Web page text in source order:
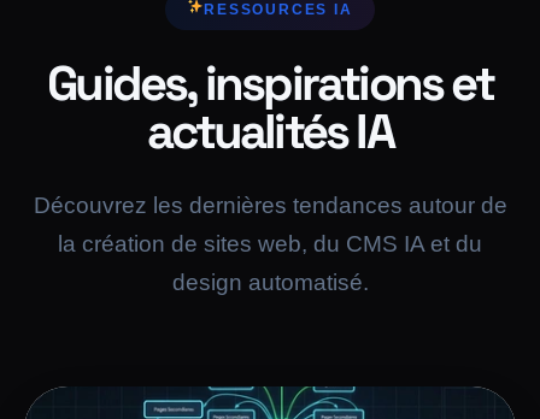
RESSOURCES IA
Guides, inspirations et
actualités IA
Découvrez les dernières tendances autour de
la création de sites web, du CMS IA et du
design automatisé.